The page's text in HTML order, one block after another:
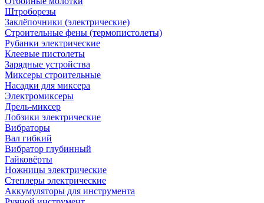
Штроборезы
Заклёпочники (электрические)
Строительные фены (термопистолеты)
Рубанки электрические
Клеевые пистолеты
Зарядные устройства
Миксеры строительные
Насадки для миксера
Электромиксеры
Дрель-миксер
Лобзики электрические
Вибраторы
Вал гибкий
Вибратор глубинный
Гайковёрты
Ножницы электрические
Степлеры электрические
Аккумуляторы для инструмента